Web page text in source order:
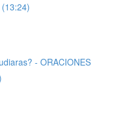
(13:24)
- ORACIONES